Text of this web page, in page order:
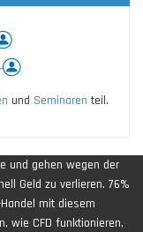
und Seminaren teil.
und gehen wegen der
Geld zu verlieren. 76%
mit diesem
wie CFD funktionieren,